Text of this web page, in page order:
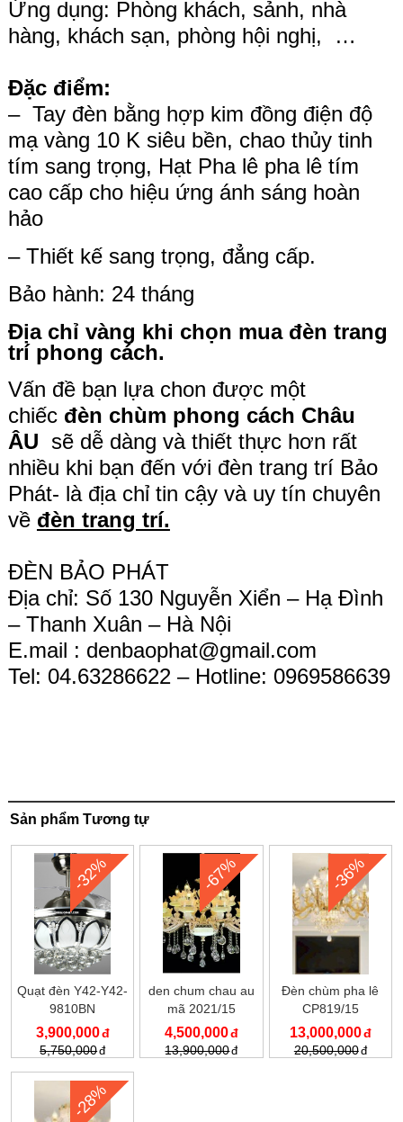
Ứng dụng: Phòng khách, sảnh, nhà
hàng, khách sạn, phòng hội nghị, …
Đặc điểm:
– Tay đèn bằng hợp kim đồng điện độ
mạ vàng 10 K siêu bền, chao thủy tinh
tím sang trọng, Hạt Pha lê pha lê tím
cao cấp cho hiệu ứng ánh sáng hoàn
hảo
– Thiết kế sang trọng, đẳng cấp.
Bảo hành: 24 tháng
Địa chỉ vàng khi chọn mua đèn trang
trí phong cách.
Vấn đề bạn lựa chon được một
chiếc đèn chùm phong cách Châu
ÂU sẽ dễ dàng và thiết thực hơn rất
nhiều khi bạn đến với đèn trang trí Bảo
Phát- là địa chỉ tin cậy và uy tín chuyên
về đèn trang trí.
ĐÈN BẢO PHÁT
Địa chỉ: Số 130 Nguyễn Xiển – Hạ Đình
– Thanh Xuân – Hà Nội
E.mail : denbaophat@gmail.com
Tel: 04.63286622 – Hotline: 0969586639
Sản phẩm Tương tự
-32%
Quạt đèn Y42-Y42-
9810BN
3,900,000
5,750,000
-67%
den chum chau au
mã 2021/15
4,500,000
13,900,000
-36%
Đèn chùm pha lê
CP819/15
13,000,000
20,500,000
-28%